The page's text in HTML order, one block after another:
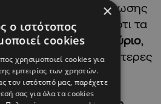
ολοκλήρωσης
Ηροδότου δήλωσε ότι τα
πιθανότατα αύριο,
να δοθούν περισσότερες
×
ο ιστότοπος
cookies
χρησιμοποιεί cookies για
εμπειρίας των χρηστών.
τον ιστότοπό μας, παρέχετε
σας για όλα τα cookies